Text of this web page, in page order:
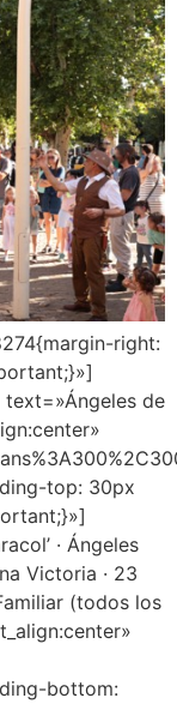
right:
de
top: 30px
· Ángeles
Victoria · 23
(todos los
bottom: